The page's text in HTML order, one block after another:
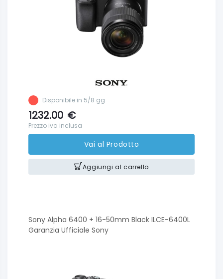
Disponibile in 5/8 gg
1232.00 €
Prezzo iva inclusa
Vai al Prodotto
Aggiungi al carrello
Sony Alpha 6400 + 16-50mm Black ILCE-6400L
Garanzia Ufficiale Sony